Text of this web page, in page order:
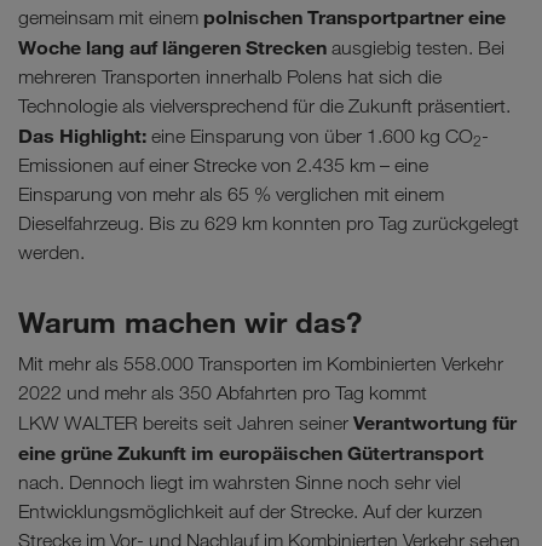
gemeinsam mit einem polnischen Transportpartner eine
Woche lang auf längeren Strecken ausgiebig testen. Bei
mehreren Transporten innerhalb Polens hat sich die
Technologie als vielversprechend für die Zukunft präsentiert.
Das Highlight: eine Einsparung von über 1.600 kg CO2-
Emissionen auf einer Strecke von 2.435 km – eine
Einsparung von mehr als 65 % verglichen mit einem
Dieselfahrzeug. Bis zu 629 km konnten pro Tag zurückgelegt
werden.
Warum machen wir das?
Mit mehr als 558.000 Transporten im Kombinierten Verkehr
2022 und mehr als 350 Abfahrten pro Tag kommt
LKW WALTER bereits seit Jahren seiner Verantwortung für
eine grüne Zukunft im europäischen Gütertransport
nach. Dennoch liegt im wahrsten Sinne noch sehr viel
Entwicklungsmöglichkeit auf der Strecke. Auf der kurzen
Strecke im Vor- und Nachlauf im Kombinierten Verkehr sehen